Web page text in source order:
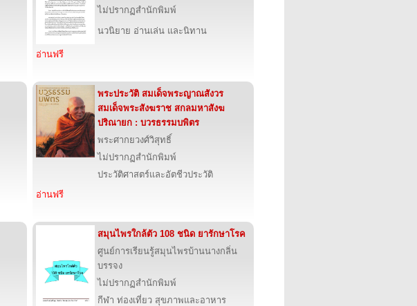
ไม่ปรากฏสำนักพิมพ์
นวนิยาย อ่านเล่น และนิทาน
อ่านฟรี
พระประวัติ สมเด็จพระญาณสังวร
สมเด็จพระสังฆราช สกลมหาสังฆ
ปริณายก : บวรธรรมบพิตร
พระศากยวงศ์วิสุทธิ์
ไม่ปรากฏสำนักพิมพ์
ประวัติศาสตร์และอัตชีวประวัติ
อ่านฟรี
สมุนไพรใกล้ตัว 108 ชนิด ยารักษาโรค
ศูนย์การเรียนรู้สมุนไพรบ้านนางกลิ่น
บรรจง
ไม่ปรากฏสำนักพิมพ์
กีฬา ท่องเที่ยว สุขภาพและอาหาร